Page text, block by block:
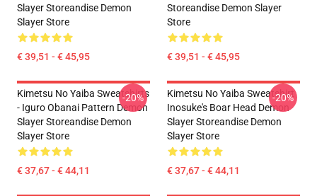
Slayer Storeandise Demon
Slayer Store
€ 39,51 - € 45,95
Storeandise Demon Slayer
Store
€ 39,51 - € 45,95
Kimetsu No Yaiba Sweatshirts
- Iguro Obanai Pattern Demon
Slayer Storeandise Demon
Slayer Store
€ 37,67 - € 44,11
-20%
Kimetsu No Yaiba Sweatshirt
Inosuke's Boar Head Demon
Slayer Storeandise Demon
Slayer Store
€ 37,67 - € 44,11
-20%